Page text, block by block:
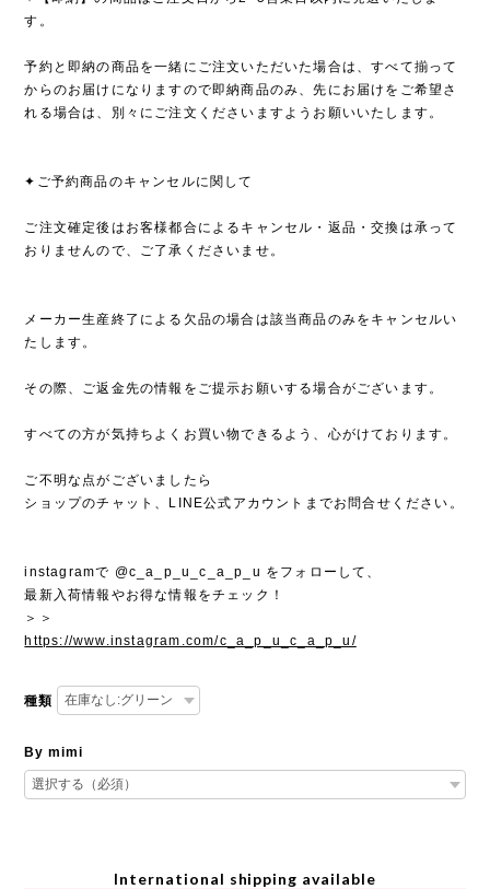
す。
予約と即納の商品を一緒にご注文いただいた場合は、すべて揃って
からのお届けになりますので即納商品のみ、先にお届けをご希望さ
れる場合は、別々にご注文くださいますようお願いいたします。
✦ご予約商品のキャンセルに関して
ご注文確定後はお客様都合によるキャンセル・返品・交換は承って
おりませんので、ご了承くださいませ。
メーカー生産終了による欠品の場合は該当商品のみをキャンセルい
たします。
その際、ご返金先の情報をご提示お願いする場合がございます。
すべての方が気持ちよくお買い物できるよう、心がけております。
ご不明な点がございましたら
ショップのチャット、LINE公式アカウントまでお問合せください。
instagramで @c_a_p_u_c_a_p_u をフォローして、
最新入荷情報やお得な情報をチェック！
＞＞
https://www.instagram.com/c_a_p_u_c_a_p_u/
種類
By mimi
International shipping available